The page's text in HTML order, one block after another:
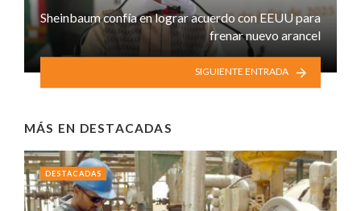
Sheinbaum confía en lograr acuerdo con EEUU para
frenar nuevo arancel
SIGUIENTE ENTRADA
MÁS EN DESTACADAS
DESTACADAS